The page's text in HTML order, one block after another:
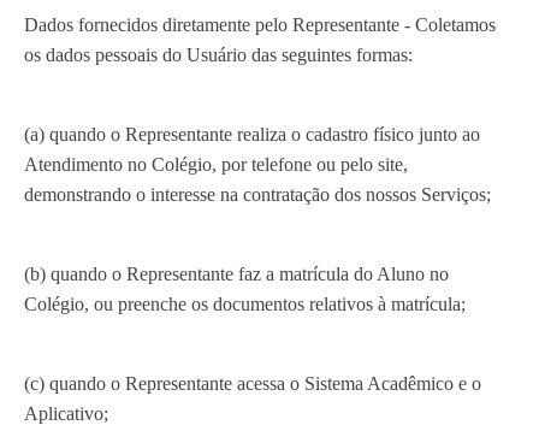
Dados fornecidos diretamente pelo Representante - Coletamos
os dados pessoais do Usuário das seguintes formas:
(a) quando o Representante realiza o cadastro físico junto ao
Atendimento no Colégio, por telefone ou pelo site,
demonstrando o interesse na contratação dos nossos Serviços;
(b) quando o Representante faz a matrícula do Aluno no
Colégio, ou preenche os documentos relativos à matrícula;
(c) quando o Representante acessa o Sistema Acadêmico e o
Aplicativo;